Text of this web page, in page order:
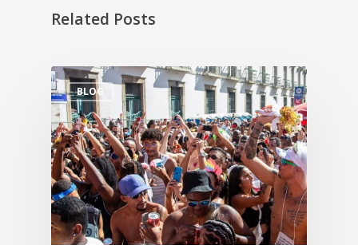
Related Posts
BLOG